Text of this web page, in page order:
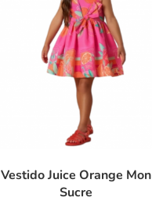
Vestido Juice Orange Mon
Sucre